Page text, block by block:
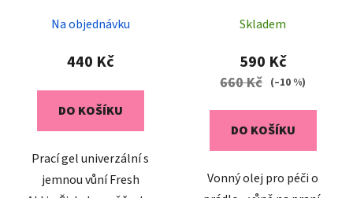
Na objednávku
440 Kč
DO KOŠÍKU
Prací gel univerzální s
jemnou vůní Fresh
hodnocení
produktu
je
5
Skladem
590 Kč
660 Kč (–10 %)
DO KOŠÍKU
Vonný olej pro péči o